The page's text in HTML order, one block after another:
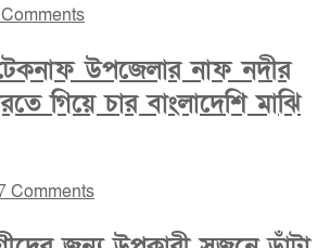
উপজেলার নাফ নদীর
গিয়ে চার বাংলাদেশি মাঝি
Comments